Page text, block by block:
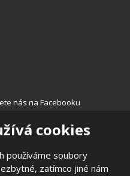
cookies
používáme soubory
zatímco jiné nám
nás na Facebooku